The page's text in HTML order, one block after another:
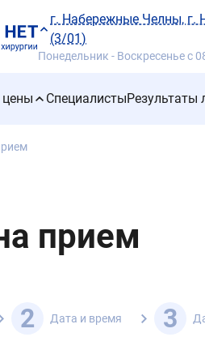
г. Набережные Челны,
(3/01)
Понедельник - Воскресенье с
цены СпециалистыРезультаты
прием
2 Дата и время 3